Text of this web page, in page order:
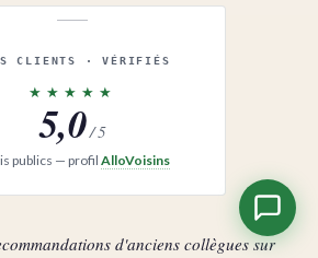
CLIENTS · VÉRIFIÉS
★★★★★
5,0/ 5
publics — profil AlloVoisins
d'anciens collègues sur